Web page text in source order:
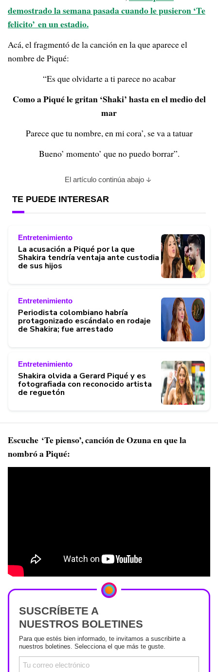
demostrado la semana pasada cuando le pusieron ‘Te
felicito’ en un estadio.
Acá, el fragmentó de la canción en la que aparece el
nombre de Piqué:
“Es que olvidarte a ti parece no acabar
Como a Piqué le gritan ‘Shaki’ hasta en el medio del
mar
Parece que tu nombre, en mi cora’, se va a tatuar
Bueno’ momento’ que no puedo borrar”.
El artículo continúa abajo
TE PUEDE INTERESAR
Entretenimiento
La acusación a Piqué por la que
Shakira tendría ventaja ante custodia
de sus hijos
Entretenimiento
Periodista colombiano habría
protagonizado escándalo en rodaje
de Shakira; fue arrestado
Entretenimiento
Shakira olvida a Gerard Piqué y es
fotografiada con reconocido artista
de reguetón
Escuche ‘Te pienso’, canción de Ozuna en que la
nombró a Piqué:
SUSCRÍBETE A
NUESTROS BOLETINES
Para que estés bien informado, te invitamos a suscribirte a
nuestros boletines. Selecciona el que más te guste.